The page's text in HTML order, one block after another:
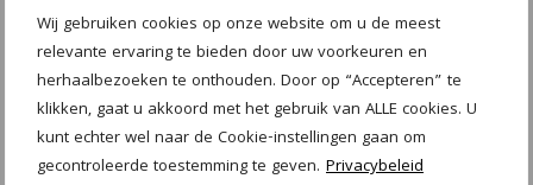
Wij gebruiken cookies op onze website om u de meest
relevante ervaring te bieden door uw voorkeuren en
herhaalbezoeken te onthouden. Door op “Accepteren” te
klikken, gaat u akkoord met het gebruik van ALLE cookies. U
kunt echter wel naar de Cookie-instellingen gaan om
gecontroleerde toestemming te geven. Privacybeleid